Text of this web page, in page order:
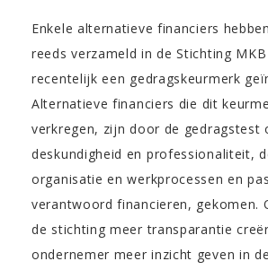
Enkele alternatieve financiers
reeds verzameld in de Stichting
recentelijk een gedragskeurmerk
Alternatieve financiers die dit
verkregen, zijn door de gedragstest
deskundigheid en professionaliteit,
organisatie en werkprocessen en
verantwoord financieren, gekomen.
de stichting meer transparantie
ondernemer meer inzicht geven in